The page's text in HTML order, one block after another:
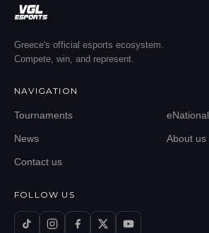
Greece's official esports ecosystem.
Compete, win, and represent.
NAVIGATION
Tournaments eNational
News About us
Contact us
FOLLOW US